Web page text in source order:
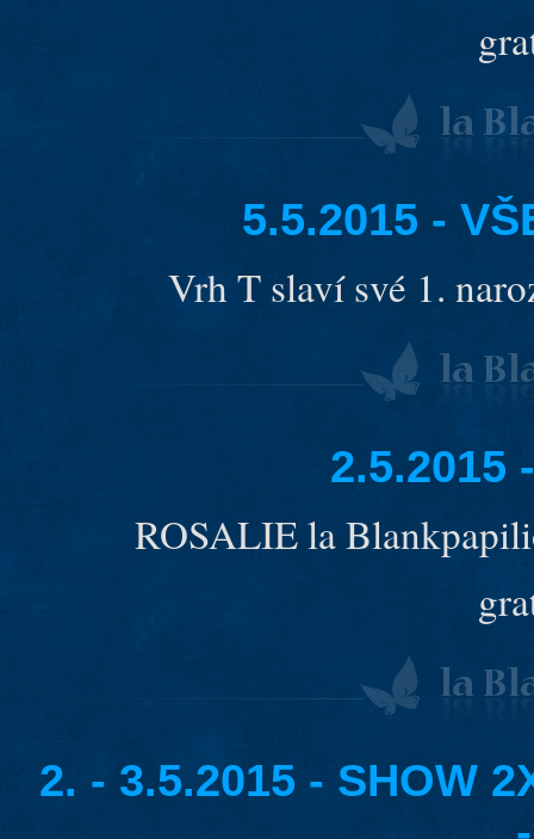
5.5.2015 -
Vrh T slaví své 1.
2.5.2015
ROSALIE la
2. - 3.5.2015 - SHOW